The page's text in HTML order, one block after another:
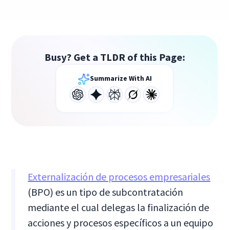
Busy? Get a TLDR of this Page:
Summarize With AI
Externalización de procesos empresariales
(BPO) es un tipo de subcontratación
mediante el cual delegas la finalización de
acciones y procesos específicos a un equipo